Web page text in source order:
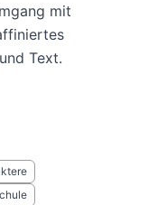
mit
Text.